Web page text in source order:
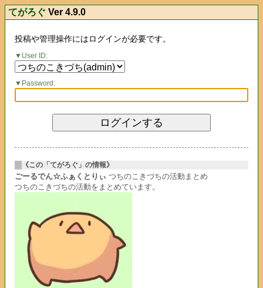
てがろぐ Ver 4.9.0
投稿や管理操作にはログインが必要です。
User ID:
Password:
《この「てがろぐ」の情報》
ごーるでん☆ふぁくとりぃ つちのこきづちの活動まとめ
つちのこきづちの活動をまとめています。